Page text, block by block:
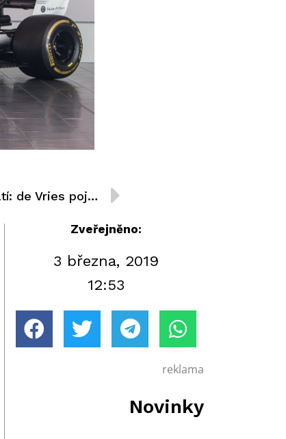
I po testu F2 v Barceloně platí: de Vries pojede do Bahrajnu připraven nejlépe
Zveřejněno:
3 března, 2019
12:53
reklama
Novinky